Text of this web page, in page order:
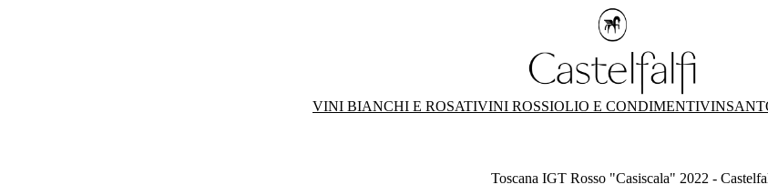
VINI BIANCHI E ROSATIVINI ROSSIOLIO E CONDIMENTI
Toscana IGT Rosso "Casiscala" 2022 -